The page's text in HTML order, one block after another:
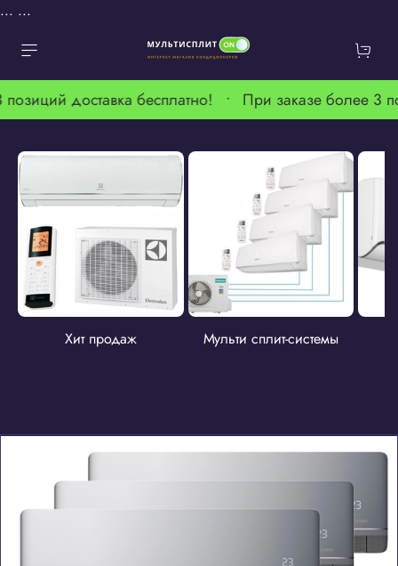
... ...
доставка бесплатно! • При заказе более 3
Хит продаж Мульти сплит-системы